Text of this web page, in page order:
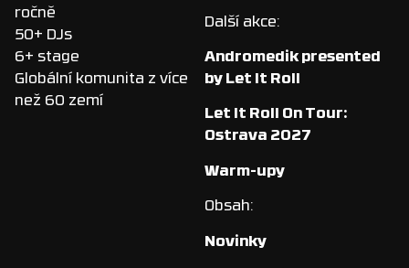
ročně
50+ DJs
6+ stage
Globální komunita z více
než 60 zemí
Další akce:
Andromedik presented
by Let It Roll
Let It Roll On Tour:
Ostrava 2027
Warm-upy
Obsah:
Novinky